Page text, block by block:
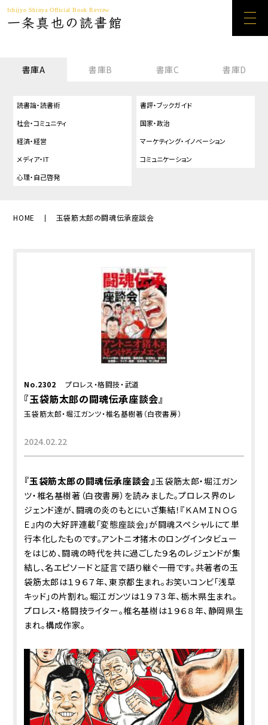
Ichijyo Shinya Official Book Review
一条真也の読書館
書庫A 書庫B 書庫C 書庫D
読書論・読書術
書評・ブックガイド
社会・コミュニティ
国家・政治
経済・経営
マーケティング・イノベーション
メディア・IT
コミュニケーション
心理・自己啓発
HOME 玉袋筋太郎の闘魂伝承座談会
No.2302 プロレス・格闘技・武道
『玉袋筋太郎の闘魂伝承座談会』
玉袋筋太郎・堀江ガンツ・椎名基樹著（白夜書房）
2024.02.22
『玉袋筋太郎の闘魂伝承座談会』玉袋筋太郎・堀江ガン
ツ・椎名基樹著（白夜書房）を読みました。プロレス界のレ
ジェンド達が、闘魂の炎のもとにいざ集結！『ＫＡＭＩＮＯＧ
Ｅ』内の大好評連載「変態座談会」が闘魂スペシャルにて単
行本化したものです。アントニオ猪木のロングインタビュー
をはじめ、闘魂の時代を共に過ごした９名のレジェンドが集
結し、名エピソードと証言で語り継ぐ一冊です。共著者の玉
袋筋太郎は１９６７年、東京都生まれ。お笑いコンビ「浅草
キッド」の片割れ。堀江ガンツは１９７３年、栃木県生まれ。
プロレス・格闘技ライター。椎名基樹は１９６８年、静岡県生
まれ。構成作家。